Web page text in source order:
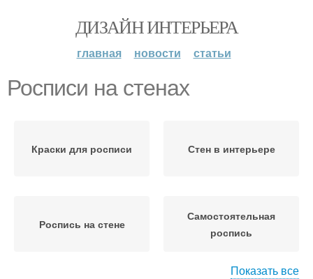
ДИЗАЙН ИНТЕРЬЕРА
главная новости статьи
Росписи на стенах
Краски для росписи Стен в интерьере
Роспись на стене
Самостоятельная
роспись
Показать все